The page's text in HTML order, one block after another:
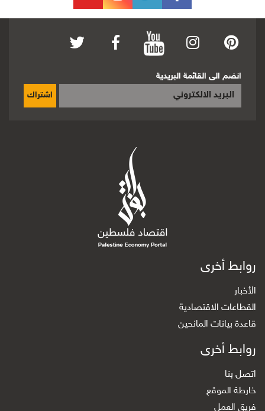
انضم الى القائمة البريدية
اشتراك
روابط أخرى
الأخبار
القطاعات الاقتصادية
قاعدة بيانات المانحين
روابط أخرى
اتصل بنا
خارطة الموقع
فريق العمل